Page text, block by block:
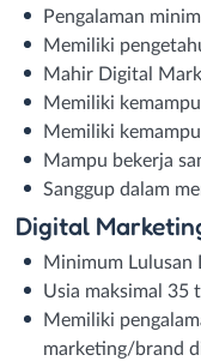
Pengalaman
Memiliki
Mahir Digital
Memiliki
Memiliki
Mampu bekerja
Sanggup dalam
Digital
Minimum Lulusan
Usia maksimal 35
Memiliki
marketing/brand